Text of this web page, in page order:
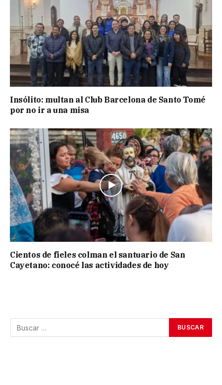
Insólito: multan al Club Barcelona de Santo Tomé
por no ir a una misa
Cientos de fieles colman el santuario de San
Cayetano: conocé las actividades de hoy